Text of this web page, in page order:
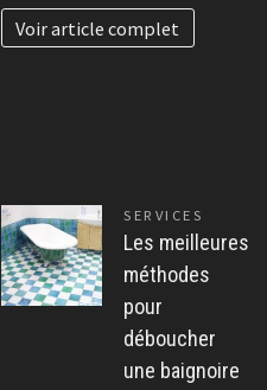
Voir article complet
SERVICES
Les meilleures
méthodes
pour
déboucher
une baignoire